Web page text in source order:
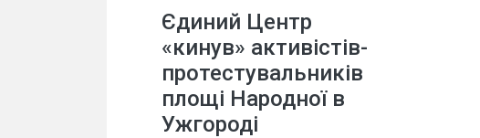
Єдиний Центр
«кинув» активістів-
протестувальників
площі Народної в
Ужгороді